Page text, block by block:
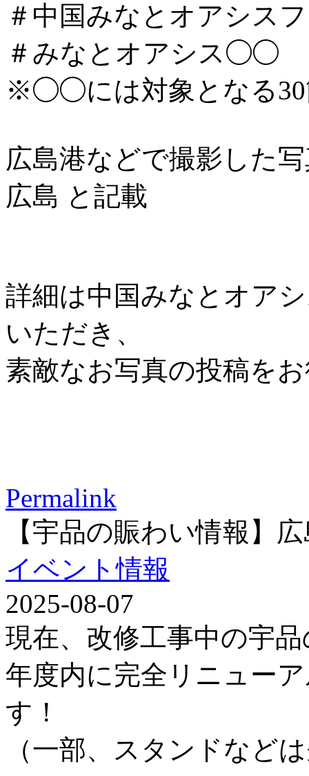
＃中国みなとオアシス
＃みなとオアシス◯◯
※◯◯には対象となる30
広島港などで撮影した
広島 と記載
詳細は中国みなとオア
いただき、
素敵なお写真の投稿を
Permalink
【宇品の賑わい情報】
イベント情報
2025-08-07
現在、改修工事中の宇
年度内に完全リニュー
す！
（一部、スタンドなど